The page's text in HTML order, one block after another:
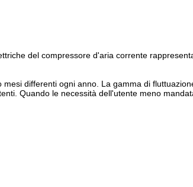
del compressore d'aria corrente
differenti ogni anno. La gamma di
Quando le necessità dell'utente meno